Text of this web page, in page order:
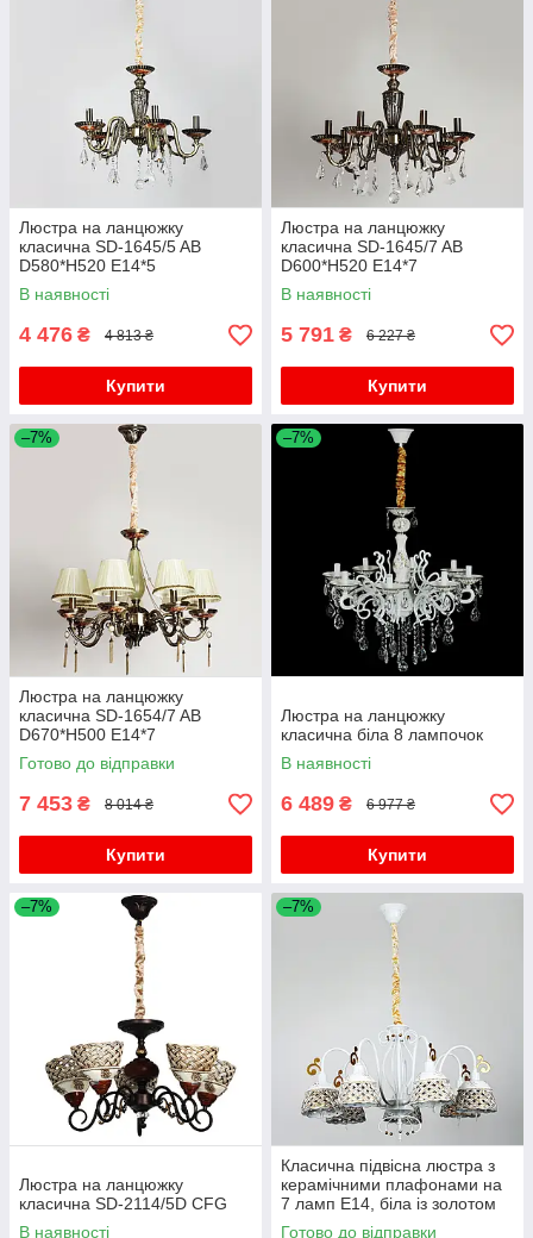
Люстра на ланцюжку
класична SD-1645/5 AB
D580*H520 E14*5
В наявності
4 476 ₴ 4 813 ₴
Купити
Люстра на ланцюжку
класична SD-1645/7 AB
D600*H520 E14*7
В наявності
5 791 ₴ 6 227 ₴
Купити
–7%
Люстра на ланцюжку
класична SD-1654/7 AB
D670*H500 E14*7
Готово до відправки
7 453 ₴ 8 014 ₴
Купити
–7%
Люстра на ланцюжку
класична біла 8 лампочок
В наявності
6 489 ₴ 6 977 ₴
Купити
–7%
Люстра на ланцюжку
класична SD-2114/5D CFG
В наявності
–7%
Класична підвісна люстра з
керамічними плафонами на
7 ламп E14, біла із золотом
D700
Готово до відправки